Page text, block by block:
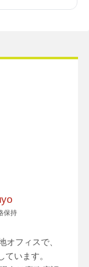
保持
オフィスで、
います。